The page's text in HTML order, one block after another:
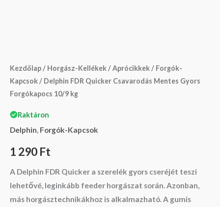
Kezdőlap/ Horgász-Kellékek/Aprócikkek/ Forgók-
Kapcsok/ Delphin FDR Quicker Csavarodás Mentes Gyors
Forgókapocs 10/9 kg
Raktáron
Delphin, Forgók-Kapcsok
1 290 Ft
A Delphin FDR Quicker a szerelék gyors cseréjét teszi
lehetővé, leginkább feeder horgászat során. Azonban,
más horgásztechnikákhoz is alkalmazható. A gumis
kg
mennyiség